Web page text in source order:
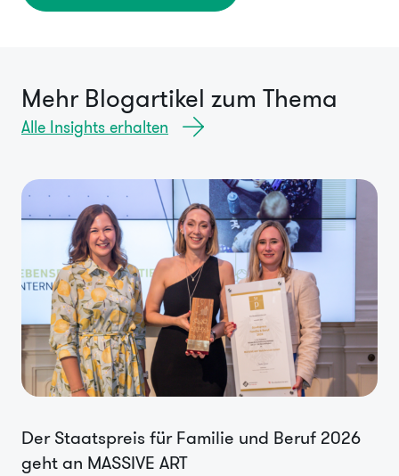
Mehr Blogartikel zum Thema
Alle Insights erhalten
Der Staatspreis für Familie und Beruf 2026
geht an MASSIVE ART